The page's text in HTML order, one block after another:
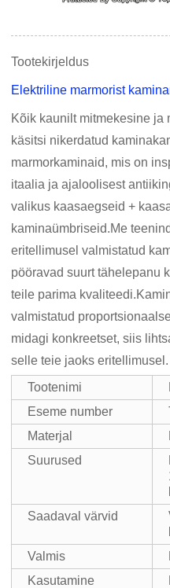
Tootekirjeldus
Elektriline marmorist
Kõik kaunilt mitmekesine ja
käsitsi nikerdatud
marmorkaminaid, mis on
itaalia ja ajaloolisest
valikus kaasaegseid +
kaminaümbriseid.Me
eritellimusel valmistatud
pööravad suurt tähelepanu
teile parima
valmistatud
midagi konkreetset, siis
selle teie jaoks eritellimusel.
Tootenimi
Eseme number
Materjal
Suurused
Saadaval värvid
Valmis
Kasutamine